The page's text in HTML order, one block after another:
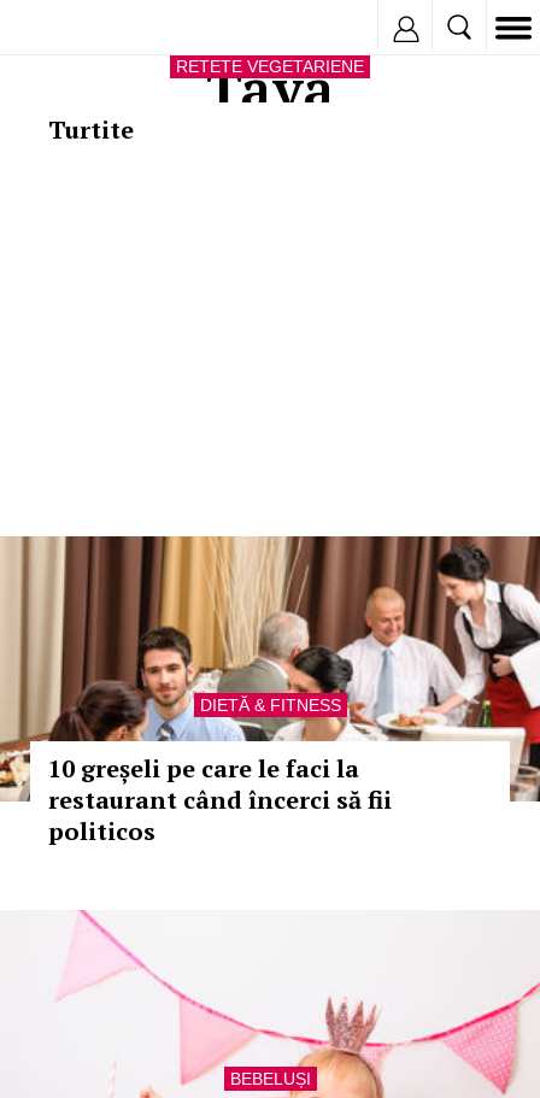
Tava
RETETE VEGETARIENE
Turtite
DIETĂ & FITNESS
10 greșeli pe care le faci la
restaurant când încerci să fii
politicos
BEBELUȘI